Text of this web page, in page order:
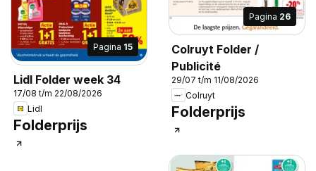
Pagina 15
Lidl Folder week 34
17/08 t/m 22/08/2026
Lidl
Folderprijs
Pagina 26
Colruyt Folder /
Publicité
29/07 t/m 11/08/2026
Colruyt
Folderprijs